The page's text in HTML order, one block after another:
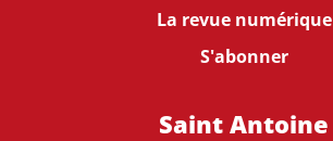
La revue numérique
S'abonner
Saint Antoine